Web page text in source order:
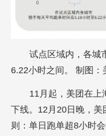
试点区域内，各城
6.22小时之间。 制图：
11月起，美团在上
下线。12月20日晚，
则：单日跑单超8小时